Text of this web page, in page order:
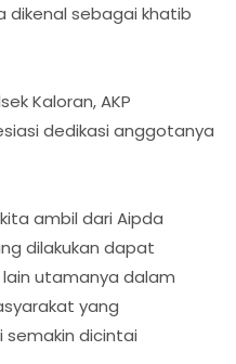
dikenal sebagai khatib
Kaloran, AKP
dedikasi anggotanya
ambil dari Aipda
dilakukan dapat
utamanya dalam
yang
dicintai